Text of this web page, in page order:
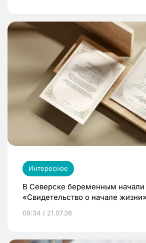
Интересное
В Северске беременным начали
«Свидетельство о начале жизни»
09:34 / 21.07.26